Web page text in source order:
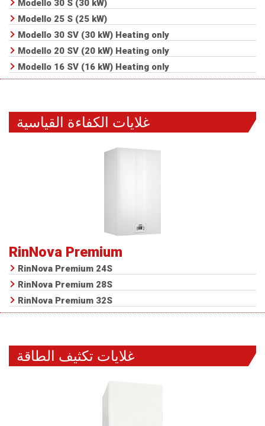
Modello 30 S (30 kW)
Modello 25 S (25 kW)
Modello 30 SV (30 kW) Heating only
Modello 20 SV (20 kW) Heating only
Modello 16 SV (16 kW) Heating only
غلايات الكفاءة القياسية
RinNova Premium
RinNova Premium 24S
RinNova Premium 28S
RinNova Premium 32S
غلايات تكثيف الطاقة